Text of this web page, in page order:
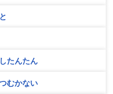
たんたん
むかない